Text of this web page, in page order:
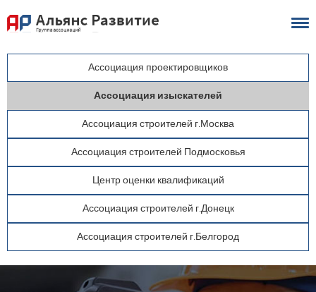
Ассоциация проектировщиков
Ассоциация изыскателей
Ассоциация строителей г.Москва
Ассоциация строителей Подмосковья
Центроценки квалификаций
Ассоциация строителей г.Донецк
Ассоциация строителей г.Белгород